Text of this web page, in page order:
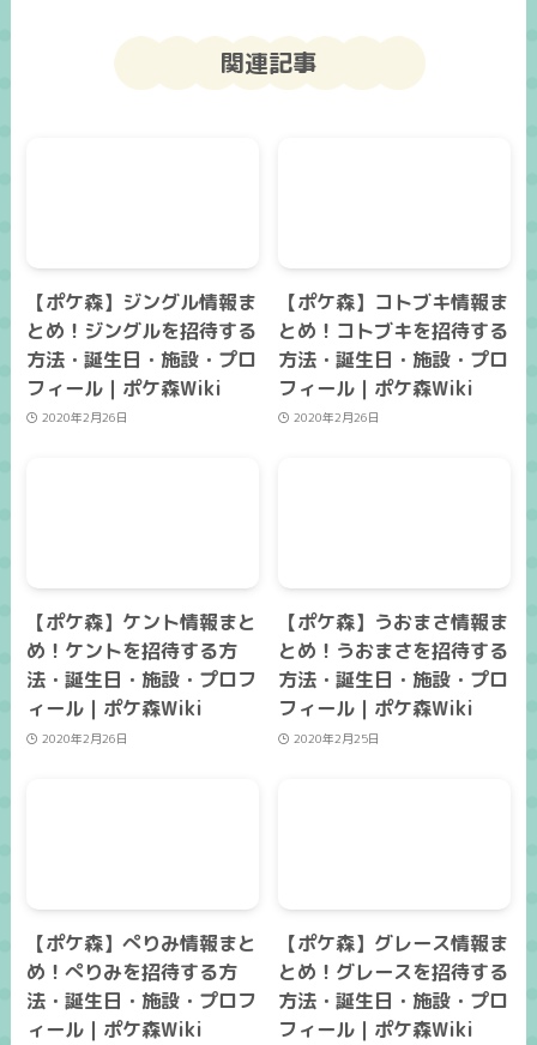
関連記事
【ポケ森】ジングル情報ま
とめ！ジングルを招待する
方法・誕生日・施設・プロ
フィール｜ポケ森Wiki
2020年2月26日
【ポケ森】コトブキ情報ま
とめ！コトブキを招待する
方法・誕生日・施設・プロ
フィール｜ポケ森Wiki
2020年2月26日
【ポケ森】ケント情報まと
め！ケントを招待する方
法・誕生日・施設・プロフ
ィール｜ポケ森Wiki
2020年2月26日
【ポケ森】うおまさ情報ま
とめ！うおまさを招待する
方法・誕生日・施設・プロ
フィール｜ポケ森Wiki
2020年2月25日
【ポケ森】ぺりみ情報まと
め！ぺりみを招待する方
法・誕生日・施設・プロフ
ィール｜ポケ森Wiki
【ポケ森】グレース情報ま
とめ！グレースを招待する
方法・誕生日・施設・プロ
フィール｜ポケ森Wiki